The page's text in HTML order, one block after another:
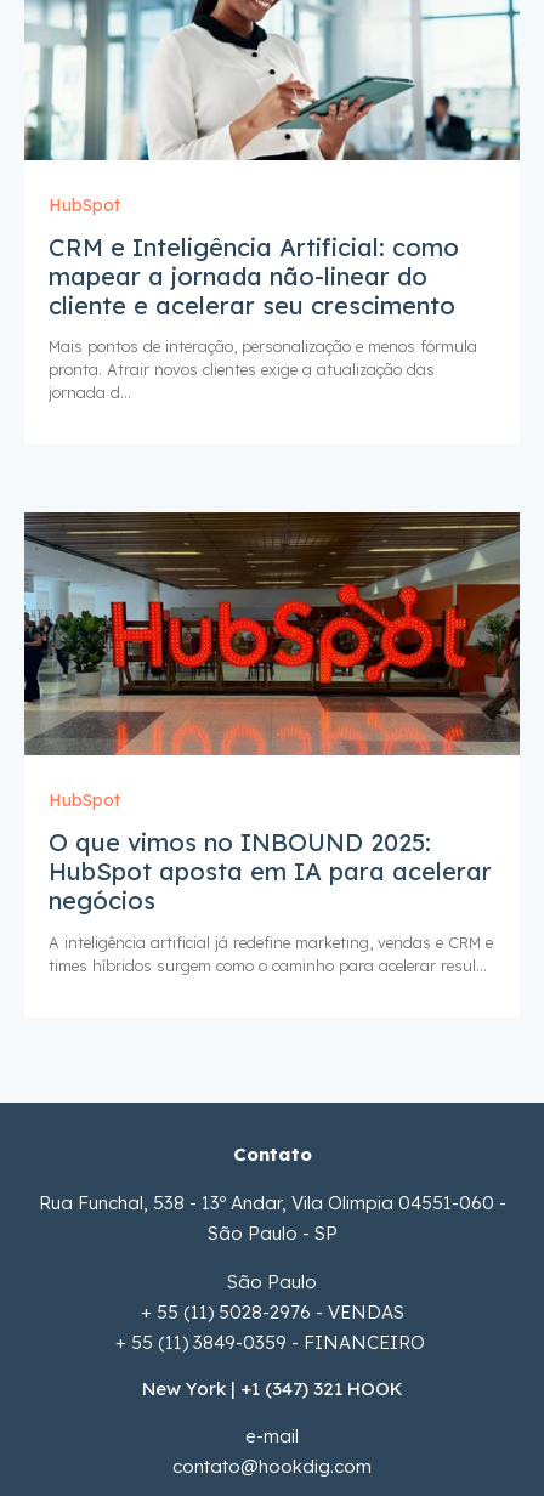
HubSpot
CRM e Inteligência Artificial: como
mapear a jornada não-linear do
cliente e acelerar seu crescimento
Mais pontos de interação, personalização e menos fórmula
pronta. Atrair novos clientes exige a atualização das
jornada d...
HubSpot
O que vimos no INBOUND 2025:
HubSpot aposta em IA para acelerar
negócios
A inteligência artificial já redefine marketing, vendas e CRM e
times híbridos surgem como o caminho para acelerar resul...
Contato
Rua Funchal, 538 - 13º Andar, Vila Olimpia 04551-060 -
São Paulo - SP
São Paulo
+ 55 (11) 5028-2976 - VENDAS
+ 55 (11) 3849-0359 - FINANCEIRO
New York | +1 (347) 321 HOOK
e-mail
contato@hookdig.com